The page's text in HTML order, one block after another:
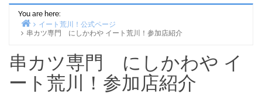
You are here:
Home
イート荒川！公式ページ
串カツ専門 にしかわや イート荒川！参加店紹介
串カツ専門 にしかわや イ
ート荒川！参加店紹介